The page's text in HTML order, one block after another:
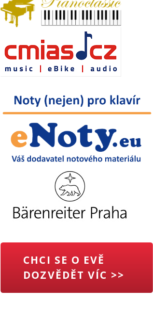
CHCI SE O EVĚ
DOZVĚDĚT VÍC >>